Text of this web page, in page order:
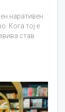
наративен
Кога тој е
став